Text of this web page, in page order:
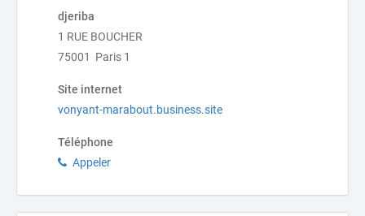
djeriba
1 RUE BOUCHER
75001 Paris 1
Site internet
vonyant-marabout.business.site
Téléphone
Appeler